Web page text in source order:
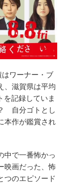
はワーナー・ブ
、滋賀県は平均
を記録していま
自分ゴトとし
本作が鑑賞され
中で一番怖かっ
映画だった、怖
つのエピソード